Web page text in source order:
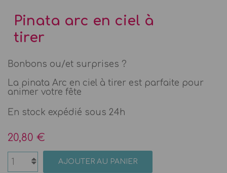
Pinata arc en ciel à
tirer
Bonbons ou/et surprises ?
La pinata Arc en ciel à tirer est parfaite pour
animer votre fête
En stock expédié sous 24h
20,80 €
AJOUTER AU PANIER